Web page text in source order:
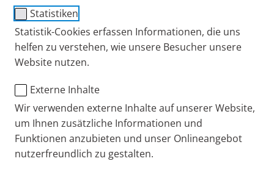
Statistiken
Statistik-Cookies erfassen Informationen, die uns
helfen zu verstehen, wie unsere Besucher unsere
Website nutzen.
Externe Inhalte
Wir verwenden externe Inhalte auf unserer Website,
um Ihnen zusätzliche Informationen und
Funktionen anzubieten und unser Onlineangebot
nutzerfreundlich zu gestalten.
erhalten die Diagnose oft erst nach einem langen
Leidensweg. So erging es auch Christine Braune und
Sven Weiboldt. Beide habenPrimäre Ciliäre
Dyskinesie (PCD)und erfuhren erst im
Erwachsenenalter davon.